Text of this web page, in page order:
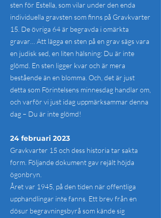
sten för Estella, som vilar under den enda
individuella gravsten som finns på Gravkvarter
15. De övriga 64 är begravda i omärkta
gravar… Att lägga en sten på en grav sägs vara
en judisk sed, en liten hälsning: Du är inte
glömd. En sten ligger kvar och är mera
bestående än en blomma. Och, det är just
detta som Förintelsens minnesdag handlar om,
och varför vi just idag uppmärksammar denna
dag – Du är inte glömd!
24 februari 2023
Gravkvarter 15 och dess historia tar sakta
form. Följande dokument gav rejält höjda
ögonbryn.
Året var 1945, på den tiden när offentliga
upphandlingar inte fanns. Ett brev från en
dösur begravningsbyrå som kände sig